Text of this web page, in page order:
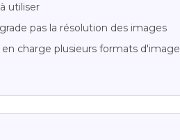
utiliser
pas la résolution des images
en charge plusieurs formats d'image